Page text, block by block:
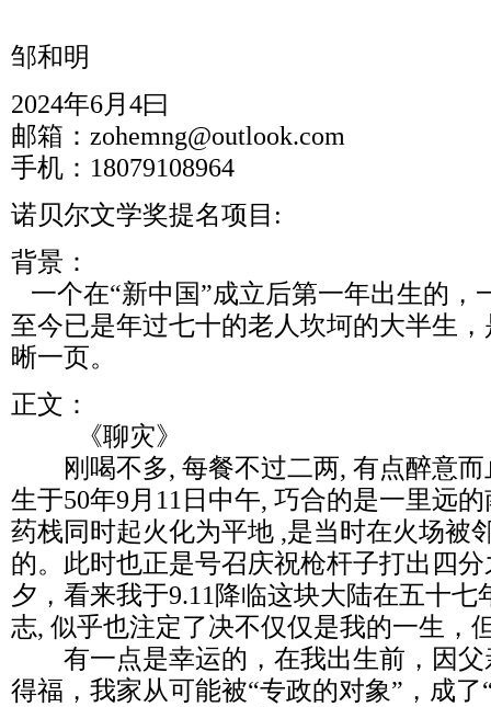
邹和明
2024年6月4曰
邮箱：zohemng@outlook.com
手机：18079108964
诺贝尔文学奖提名项目:
背景：
一个在“新中国”成立后第一年出生的，
至今已是年过七十的老人坎坷的大半生
晰一页。
正文：
《聊灾》
刚喝不多, 每餐不过二两, 有点醉意而
生于50年9月11日中午, 巧合的是一里远
药栈同时起火化为平地 ,是当时在火场被
的。此时也正是号召庆祝枪杆子打出四
夕，看来我于9.11降临这块大陆在五十
志, 似乎也注定了决不仅仅是我的一生，
有一点是幸运的，在我出生前，因父
得福，我家从可能被“专政的对象”，成